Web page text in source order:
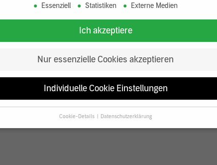
Essenziell
Statistiken Externe Medien
Ich akzeptiere
Nur essenzielle Cookies akzeptieren
Individuelle Cookie Einstellungen
Cookie-Details Datenschutzerklärung
Datenschutzeinstellungen